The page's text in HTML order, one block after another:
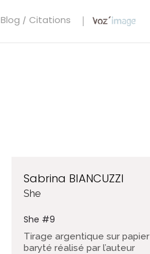
Blog / Citations
Sabrina BIANCUZZI
She
She #9
Tirage argentique sur papier
baryté réalisé par l’auteur